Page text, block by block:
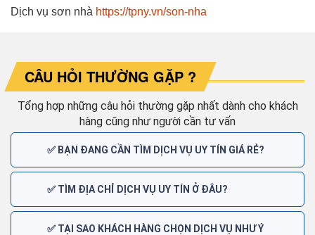
Dịch vụ sơn nhà https://tpny.vn/son-nha
CÂU HỎI THƯỜNG GẶP ?
Tổng hợp những câu hỏi thường gặp nhất dành cho khách
hàng cũng như người cần tư vấn
✅ BẠN ĐANG CẦN TÌM DỊCH VỤ UY TÍN GIÁ RẺ?
✅ TÌM ĐỊA CHỈ DỊCH VỤ UY TÍN Ở ĐÂU?
✅ TẠI SAO KHÁCH HÀNG CHỌN DỊCH VỤ NHƯ Ý